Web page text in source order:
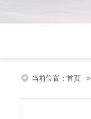
当前位置： 首页 >